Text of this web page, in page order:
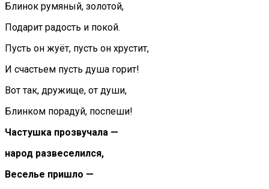
Блинок румяный, золотой,
Подарит радость и покой.
Пусть он жуёт, пусть он хрустит,
И счастьем пусть душа горит!
Вот так, дружище, от души,
Блинком порадуй, поспеши!
Частушка прозвучала —
народ развеселился,
Веселье пришло —